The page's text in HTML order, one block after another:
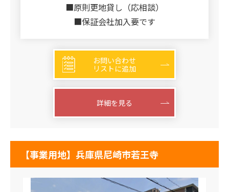
■原則更地貸し（応相談）
■保証会社加入要です
お問い合わせ
リストに追加
詳細を見る
【事業用地】兵庫県尼崎市若王寺